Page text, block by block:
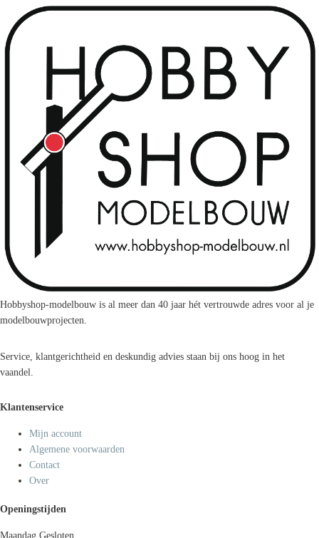
Hobbyshop-modelbouw is al meer dan 40 jaar hét vertrouwde adres voor al je
modelbouwprojecten.
Service, klantgerichtheid en deskundig advies staan bij ons hoog in het
vaandel.
Klantenservice
Mijn account
Algemene voorwaarden
Contact
Over
Openingstijden
Maandag Gesloten